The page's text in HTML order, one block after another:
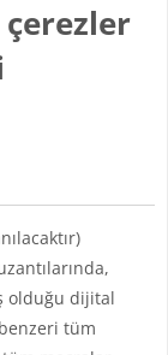
olduğu dijital
tüm